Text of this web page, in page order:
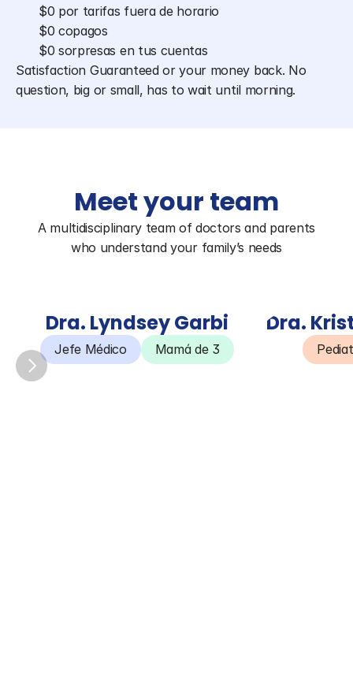
$0 por tarifas fuera de horario
$0 copagos
$0 sorpresas en tus cuentas
Satisfaction Guaranteed or your money back. No
question, big or small, has to wait until morning.
Meet your team
A multidisciplinary team of doctors and parents
who understand your family’s needs
Dra. Lyndsey Garbi
Jefe Médico Mamá de 3
Dra.